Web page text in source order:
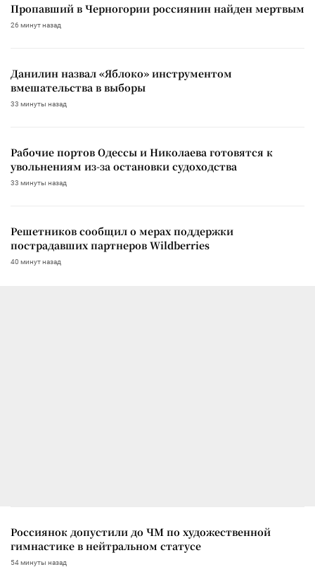
Пропавший в Черногории россиянин найден мертвым
26 минут назад
Данилин назвал «Яблоко» инструментом
вмешательства в выборы
33 минуты назад
Рабочие портов Одессы и Николаева готовятся к
увольнениям из-за остановки судоходства
33 минуты назад
Решетников сообщил о мерах поддержки
пострадавших партнеров Wildberries
40 минут назад
Россиянок допустили до ЧМ по художественной
гимнастике в нейтральном статусе
54 минуты назад